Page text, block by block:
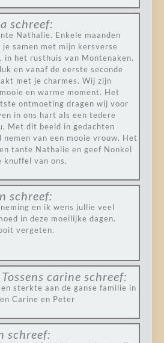
schreef:
Nathalie. Enkele maanden
samen met mijn kersverse
in het rusthuis van Montenaken.
en vanaf de eerste seconde
met je charmes. Wij zijn
en warme moment. Het
ontmoeting dragen wij voor
in ons hart als een tedere
Met dit beeld in gedachten
nemen van een mooie vrouw. Het
tante Nathalie en geef Nonkel
knuffel van ons.
schreef:
en ik wens jullie veel
in deze moeilijke dagen.
vergeten.
carine schreef:
sterkte aan de ganse familie in
Carine en Peter
schreef: